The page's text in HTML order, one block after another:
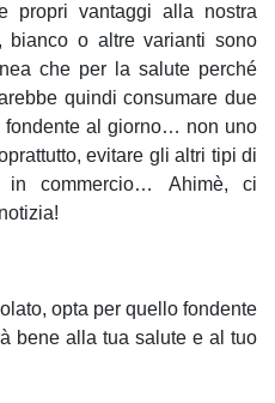
propri vantaggi alla nostra
bianco o altre varianti sono
che per la salute perché
quindi consumare due
fondente al giorno… non uno
evitare gli altri tipi di
in commercio… Ahimè, ci
opta per quello fondente
bene alla tua salute e al tuo